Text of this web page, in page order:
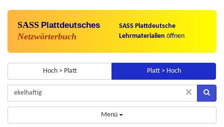
SASS Plattdeutsches
Netzwörterbuch
SASS Plattdeutsche
Lehrmaterialien öffnen
Hoch > Platt Platt > Hoch
×
Menü